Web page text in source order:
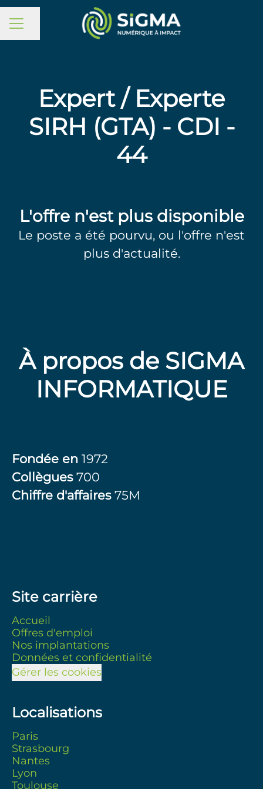
MENU CARRIÈRE
Partager la page
Expert / Experte
SIRH (GTA) - CDI -
44
L'offre n'est plus disponible
Le poste a été pourvu, ou l'offre n'est
plus d'actualité.
À propos de SIGMA
INFORMATIQUE
Fondée en 1972
Collègues 700
Chiffre d'affaires 75M
Site carrière
Accueil
Offres d'emploi
Nos implantations
Données et confidentialité
Gérer les cookies
Localisations
Paris
Strasbourg
Nantes
Lyon
Toulouse